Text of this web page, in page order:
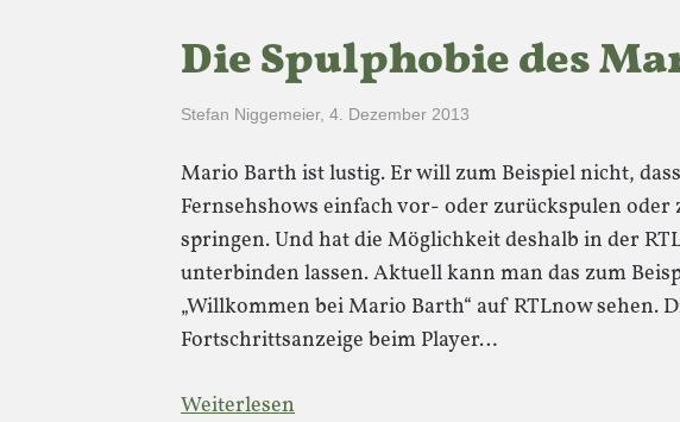
Die Spulphobie des
Stefan Niggemeier, 4. Dezember 2013
Mario Barth ist lustig. Er will zum Beispiel nicht,
Fernsehshows einfach vor- oder zurückspulen oder
springen. Und hat die Möglichkeit deshalb in der
unterbinden lassen. Aktuell kann man das zum
„Willkommen bei Mario Barth“ auf RTLnow sehen.
Fortschrittsanzeige beim Player…
Weiterlesen